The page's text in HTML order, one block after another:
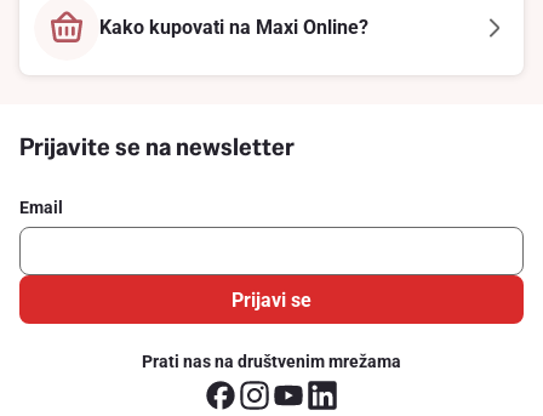
Kako kupovati na Maxi Online?
Prijavite se na newsletter
Email
Prijavi se
Prati nas na društvenim mrežama